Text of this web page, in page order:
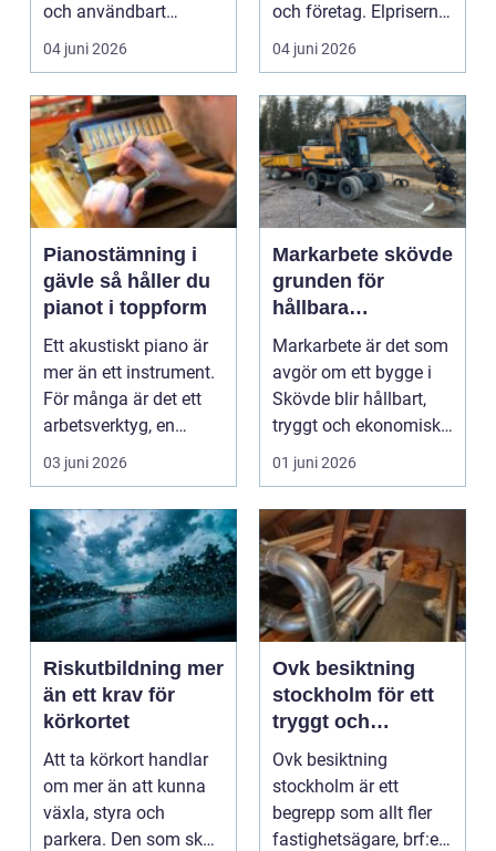
och användbart
utrymme. Last...
04 juni 2026
och företag. Elpriserna
rör si...
04 juni 2026
Pianostämning i
gävle så håller du
pianot i toppform
Ett akustiskt piano är
mer än ett instrument.
För många är det ett
arbetsverktyg, en
möbel och en fö...
03 juni 2026
Markarbete skövde
grunden för
hållbara
byggprojekt
Markarbete är det som
avgör om ett bygge i
Skövde blir hållbart,
tryggt och ekonomiskt
klokt på lång...
01 juni 2026
Riskutbildning mer
än ett krav för
körkortet
Att ta körkort handlar
om mer än att kunna
växla, styra och
parkera. Den som ska
Ovk besiktning
stockholm för ett
tryggt och
hälsosamt
inomhusklimat
Ovk besiktning
stockholm är ett
begrepp som allt fler
fastighetsägare, brf:er